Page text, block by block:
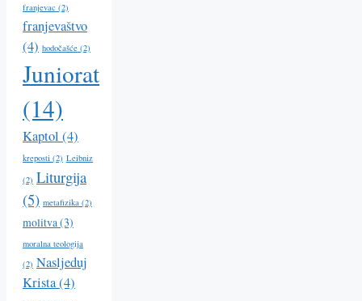
franjevac (2)
franjevaštvo
(4) hodočašće (2)
Juniorat
(14)
Kaptol (4)
kreposti (2) Leibniz
(2) Liturgija
(5) metafizika (2)
molitva(3)
moralna teologija
(2) Nasljeduj
Krista(4)